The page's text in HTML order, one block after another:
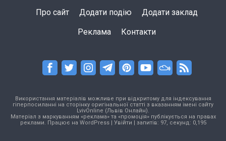
Про сайт Додати подію Додати заклад
Реклама Контакти
Використання матеріалів можливе при відкритому для індексування
гіперпосиланні на сторінку оригінальної статті з вказанням імені сайту
LvivOnline (Львів Онлайн).
Матеріал з маркуванням «реклама» та «промоція» публікується на правах
реклами. Працює на WordPress| Увійти | запитів: 97, секунд: 0,195